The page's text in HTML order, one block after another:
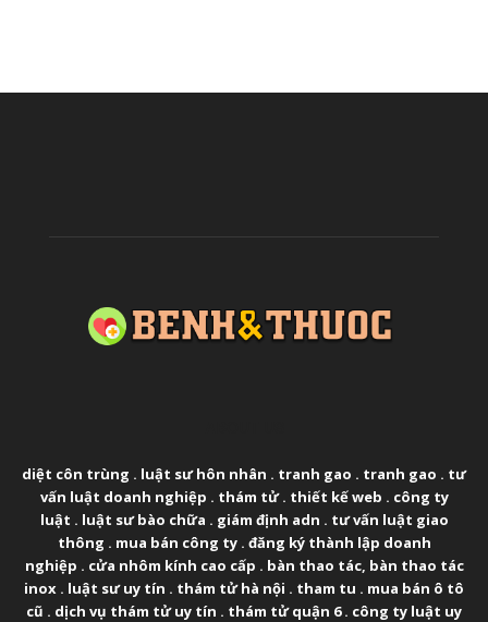
diệt côn trùng . luật sư hôn nhân . tranh gao . tranh gao . tư
vấn luật doanh nghiệp . thám tử. thiết kế web . công ty
luật . luật sư bào chữa . giám định adn . tư vấn luật giao
thông . mua bán công ty. đăng ký thành lập doanh
nghiệp . cửa nhôm kính cao cấp . bàn thao tác, bàn thao tác
inox . luật sư uy tín . thám tử hà nội . tham tu . mua bán ô tô
cũ . dịch vụ thám tử uy tín . thám tử quận 6. công ty luật uy